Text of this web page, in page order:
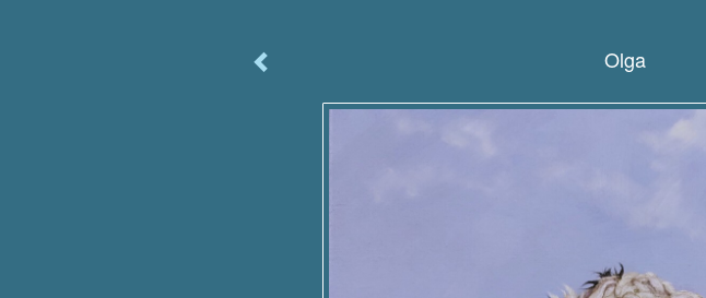
Olga